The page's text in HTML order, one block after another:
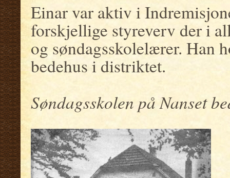
Einar var aktiv i
forskjellige styreverv der i
og søndagsskolelærer. Han
bedehus i distriktet.
Søndagsskolen på Nanset